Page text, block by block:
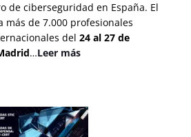
de ciberseguridad en España. El
más de 7.000 profesionales
del 24 al 27 de
…Leer más